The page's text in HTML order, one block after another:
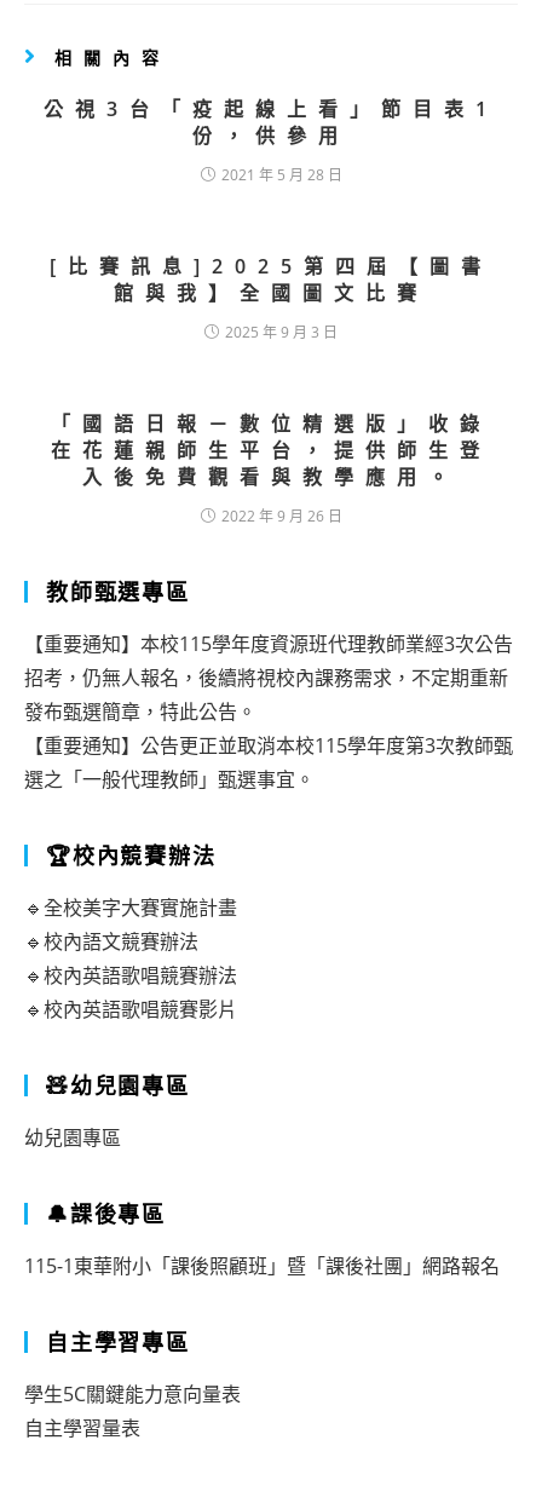
相關內容
公視3台「疫起線上看」節目表1
份，供參用
2021 年 5 月 28 日
[比賽訊息]2025第四屆【圖書
館與我】全國圖文比賽
2025 年 9 月 3 日
「國語日報－數位精選版」收錄
在花蓮親師生平台，提供師生登
入後免費觀看與教學應用。
2022 年 9 月 26 日
教師甄選專區
【重要通知】本校115學年度資源班代理教師業經3次公告
招考，仍無人報名，後續將視校內課務需求，不定期重新
發布甄選簡章，特此公告。
【重要通知】公告更正並取消本校115學年度第3次教師甄
選之「一般代理教師」甄選事宜。
🏆校內競賽辦法
🔹全校美字大賽實施計畫
🔹校內語文競賽辦法
🔹校內英語歌唱競賽辦法
🔹校內英語歌唱競賽影片
🧸幼兒園專區
幼兒園專區
🔔課後專區
115-1東華附小「課後照顧班」暨「課後社團」網路報名
自主學習專區
學生5C關鍵能力意向量表
自主學習量表